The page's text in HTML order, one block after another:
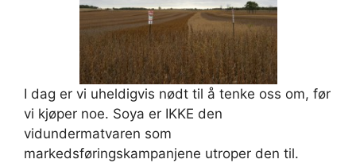
I dag er vi uheldigvis nødt til å tenke oss om, før
vi kjøper noe. Soya er IKKE den
vidundermatvaren som
markedsføringskampanjene utroper den til.